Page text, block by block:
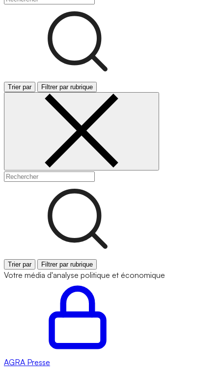
Trier par Filtrer par rubrique
Trier par Filtrer par rubrique
Votre média d'analyse politique et économique
AGRA Presse